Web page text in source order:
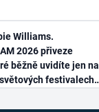
Williams.
2026 přiveze
běžně uvidíte jen na
festivalech